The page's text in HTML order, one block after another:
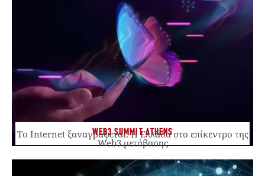
WEB3 SUMMIT ATHENS
Το Internet ξαναγράφεται. Η Ελλάδα στο επίκεντρο της
Web3 μετάβασης